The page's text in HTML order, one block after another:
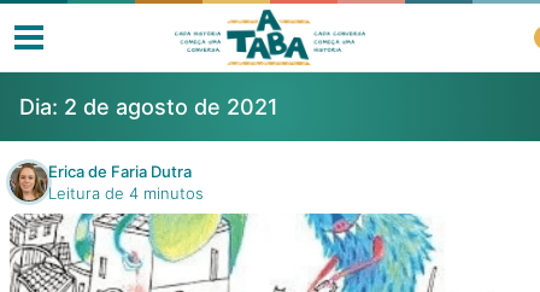
Livros
Resenhas
Dia: 2 de agosto de 2021
Erica de Faria Dutra
Leitura de 4 minutos